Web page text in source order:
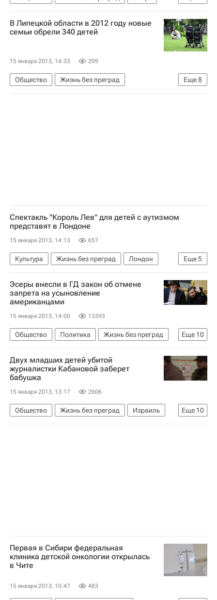
Москва
Великий Устюг
Центральный ФО
Европа
Вологодская область
Северо-Западный ФО
Дед Мороз
Олимпийские игры
Детские вопросы
Россия
В Липецкой области в 2012 году новые
семьи обрели 340 детей
15 января 2013, 14:33 209
Еще8
Общество
Жизнь без преград
Липецкая область
Европа
Спектакль "Король Лев" для детей с аутизмом
представят в Лондоне
15 января 2013, 14:13 657
Еще5
Культура Жизнь без преград
Лондон
Европа
Великобритания
Весь мир
Диагноз, которого нет
Детские вопросы
Эсеры внесли в ГД закон об отмене
запрета на усыновление
американцами
15 января 2013, 14:00 13393
Еще 10
Общество Политика
Жизнь без преград
Москва
Европа
Центральный ФО
Весь мир
Сергей Нарышкин
Дмитрий Гудков
Справедливая Россия
Детские вопросы
Россия
Двух младших детей убитой
журналистки Кабановой заберет
бабушка
15 января 2013, 13:17 2606
Еще 10
Общество Жизнь без преград
Израиль
Украина
Москва
Центральный ФО
Первая в Сибири федеральная
клиника детской онкологии открылась
в Чите
15 января 2013, 10:47 483